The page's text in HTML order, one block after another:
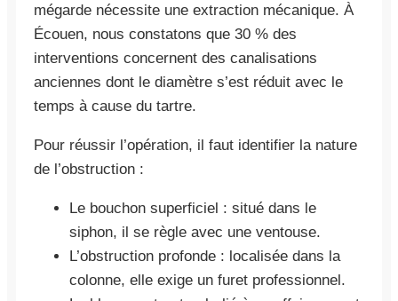
mégarde nécessite une extraction mécanique. À
Écouen, nous constatons que 30 % des
interventions concernent des canalisations
anciennes dont le diamètre s’est réduit avec le
temps à cause du tartre.
Pour réussir l’opération, il faut identifier la nature
de l’obstruction :
Le bouchon superficiel : situé dans le
siphon, il se règle avec une ventouse.
L’obstruction profonde : localisée dans la
colonne, elle exige un furet professionnel.